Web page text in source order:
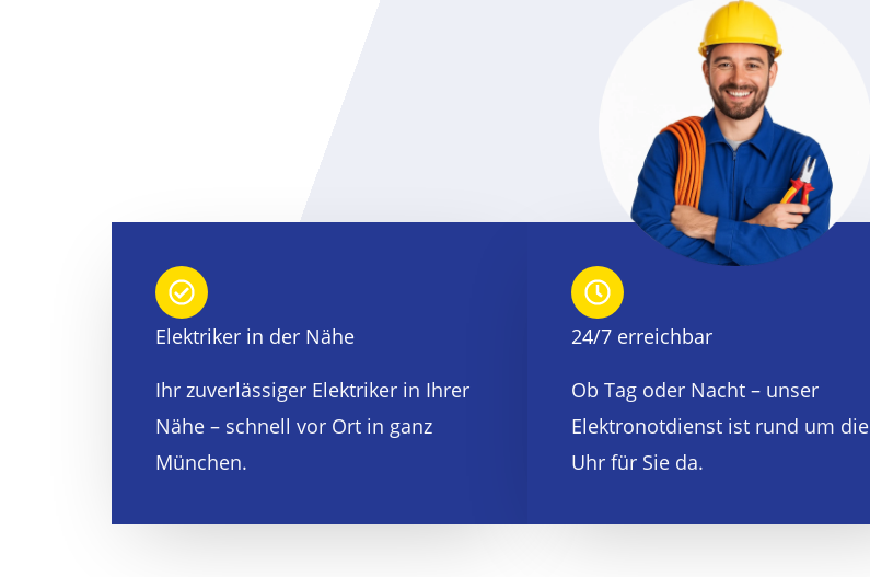
Elektriker in der Nähe
Ihr zuverlässiger Elektriker in Ihrer
Nähe – schnell vor Ort in ganz
München.
24/7 erreichbar
Ob Tag oder Nacht – unser
Elektronotdienst ist rund um die
Uhr für Sie da.